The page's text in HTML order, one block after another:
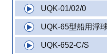
UQK-01/02/0
UQK-65型船用浮
UQK-652-C/S